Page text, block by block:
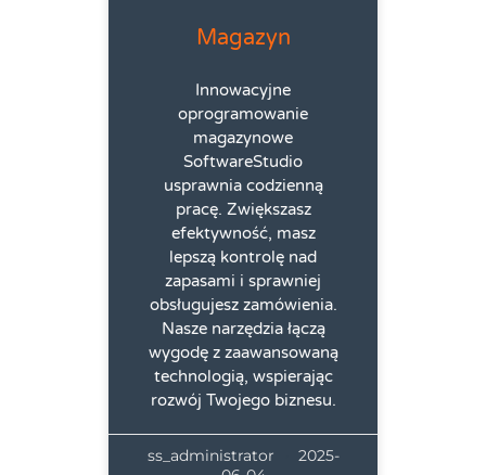
Magazyn
Innowacyjne
oprogramowanie
magazynowe
SoftwareStudio
usprawnia codzienną
pracę. Zwiększasz
efektywność, masz
lepszą kontrolę nad
zapasami i sprawniej
obsługujesz zamówienia.
Nasze narzędzia łączą
wygodę z zaawansowaną
technologią, wspierając
rozwój Twojego biznesu.
ss_administrator
2025-